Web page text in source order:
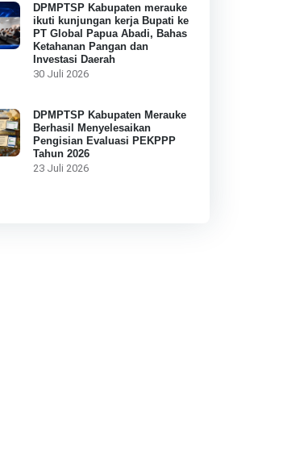
DPMPTSP Kabupaten merauke
ikuti kunjungan kerja Bupati ke
PT Global Papua Abadi, Bahas
Ketahanan Pangan dan
Investasi Daerah
30 Juli 2026
DPMPTSP Kabupaten Merauke
Berhasil Menyelesaikan
Pengisian Evaluasi PEKPPP
Tahun 2026
23 Juli 2026